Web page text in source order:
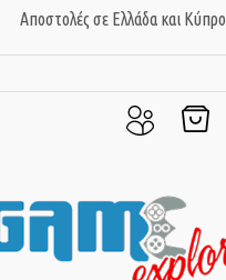
Αποστολές σε Ελλάδα και Κύπρο
μου